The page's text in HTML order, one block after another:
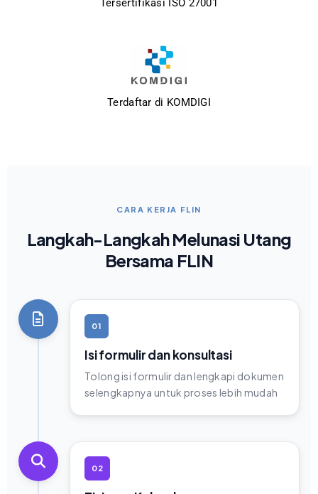
Terdaftar di KOMDIGI
CARA KERJA FLIN
Langkah-Langkah Melunasi Utang
Bersama FLIN
01
Isi formulir dan konsultasi
Tolong isi formulir dan lengkapi dokumen
selengkapnya untuk proses lebih mudah
02